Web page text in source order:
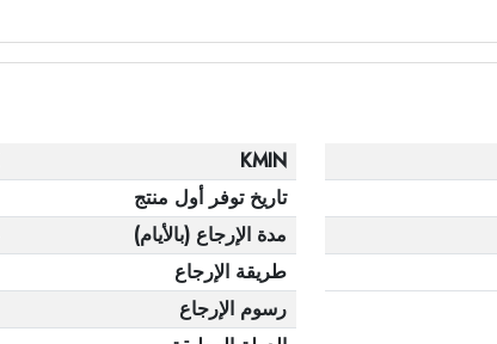
KMIN
تاريخ توفر أول منتج
مدة الإرجاع (بالأيام)
طريقة الإرجاع
رسوم الإرجاع